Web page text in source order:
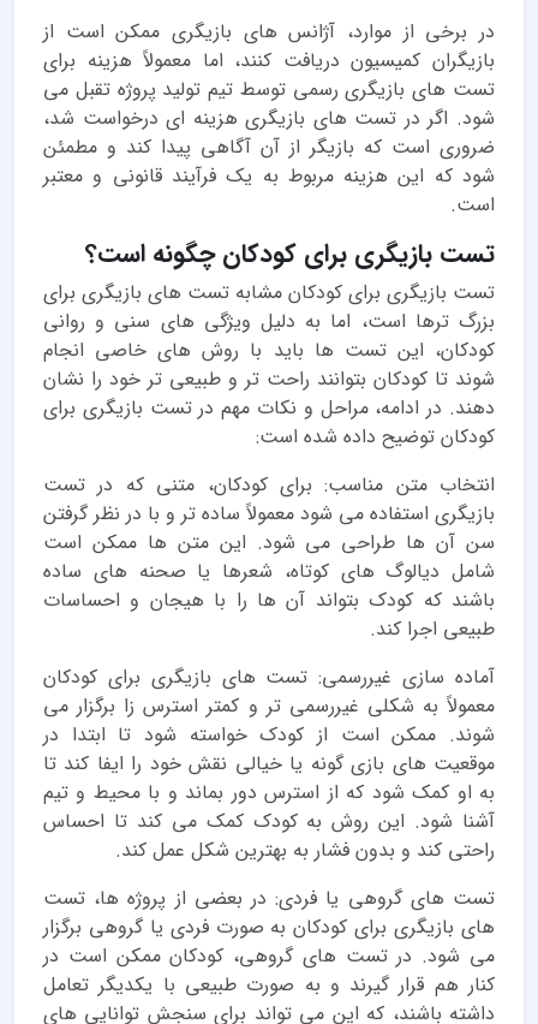
در برخی از موارد، آژانس های بازیگری ممکن است از
بازیگران کمیسیون دریافت کنند، اما معمولاً هزینه برای
تست های بازیگری رسمی توسط تیم تولید پروژه تقبل می
شود. اگر در تست های بازیگری هزینه ای درخواست شد،
ضروری است که بازیگر از آن آگاهی پیدا کند و مطمئن
شود که این هزینه مربوط به یک فرآیند قانونی و معتبر
است.
تست بازیگری برای کودکان چگونه است؟
تست بازیگری برای کودکان مشابه تست های بازیگری برای
بزرگ ترها است، اما به دلیل ویژگی های سنی و روانی
کودکان، این تست ها باید با روش های خاصی انجام
شوند تا کودکان بتوانند راحت تر و طبیعی تر خود را نشان
دهند. در ادامه، مراحل و نکات مهم در تست بازیگری برای
کودکان توضیح داده شده است:
انتخاب متن مناسب: برای کودکان، متنی که در تست
بازیگری استفاده می شود معمولاً ساده تر و با در نظر گرفتن
سن آن ها طراحی می شود. این متن ها ممکن است
شامل دیالوگ های کوتاه، شعرها یا صحنه های ساده
باشند که کودک بتواند آن ها را با هیجان و احساسات
طبیعی اجرا کند.
آماده سازی غیررسمی: تست های بازیگری برای کودکان
معمولاً به شکلی غیررسمی تر و کمتر استرس زا برگزار می
شوند. ممکن است از کودک خواسته شود تا ابتدا در
موقعیت های بازی گونه یا خیالی نقش خود را ایفا کند تا
به او کمک شود که از استرس دور بماند و با محیط و تیم
آشنا شود. این روش به کودک کمک می کند تا احساس
راحتی کند و بدون فشار به بهترین شکل عمل کند.
تست های گروهی یا فردی: در بعضی از پروژه ها، تست
های بازیگری برای کودکان به صورت فردی یا گروهی برگزار
می شود. در تست های گروهی، کودکان ممکن است در
کنار هم قرار گیرند و به صورت طبیعی با یکدیگر تعامل
داشته باشند، که این می تواند برای سنجش توانایی های